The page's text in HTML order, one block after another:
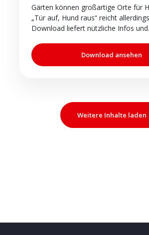
Gärten können großartige Orte für
„Tür auf, Hund raus“ reicht
Download liefert nützliche Infos und.
Download ansehen
Weitere Inhalte laden